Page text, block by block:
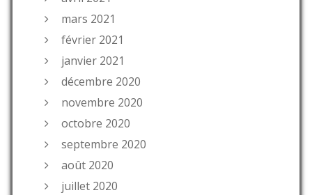
mars 2021
février 2021
janvier 2021
décembre 2020
novembre 2020
octobre 2020
septembre 2020
août 2020
juillet 2020